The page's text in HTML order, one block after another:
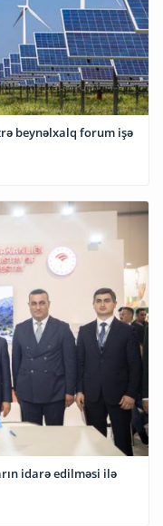
beynəlxalq forum işə
idarə edilməsi ilə